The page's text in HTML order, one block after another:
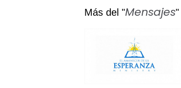
Más del "Mensajes"